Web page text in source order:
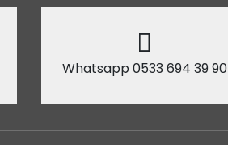
Whatsapp 0533 694 39 90